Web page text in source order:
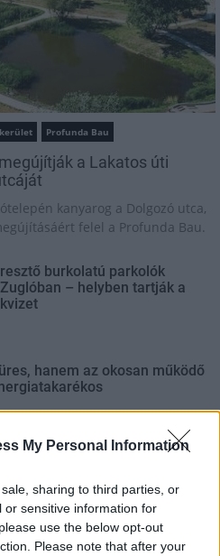
My Personal Information
sharing to third parties, or
or sensitive information for
use the below opt-out
Please note that after your
Profunda Bau
a Lakatos úti
kanyarog a Dolgozó utca,
felel a Profunda Bau.
burkolatú parkolók
– helyben tartják a
hanem az okosan működő